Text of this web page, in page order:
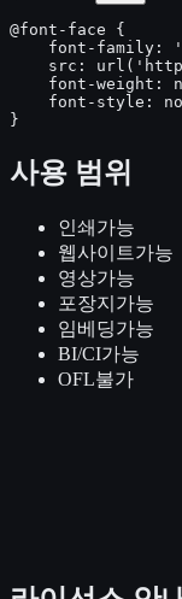
@font-face {
font-family:
src:
font-weight:
font-style:
}
사용 범위
인쇄 가능
웹사이트가능
영상가능
포장지 가능
임베딩가능
BI/CI가능
OFL불가